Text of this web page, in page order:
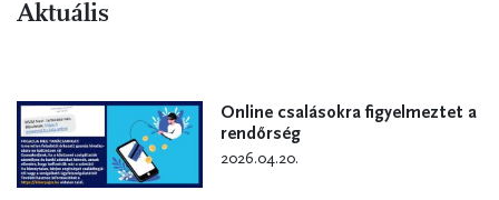
Aktuális
Online csalásokra figyelmeztet a
rendőrség
2026.04.20.